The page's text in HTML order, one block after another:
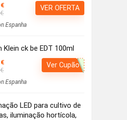
Espanha
VER OFERTA
Klein ck be EDT 100ml
Espanha
Ver Cupão
LED para cultivo de
iluminação hortícola,